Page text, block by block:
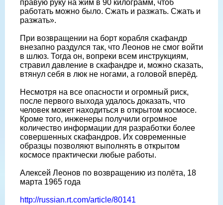
правую руку на жим в 90 килограмм, чтоб
работать можно было. Сжать и разжать. Сжать и
разжать».
При возвращении на борт корабля скафандр
внезапно раздулся так, что Леонов не смог войти
в шлюз. Тогда он, вопреки всем инструкциям,
стравил давление в скафандре и, можно сказать,
втянул себя в люк не ногами, а головой вперёд.
Несмотря на все опасности и огромный риск,
после первого выхода удалось доказать, что
человек может находиться в открытом космосе.
Кроме того, инженеры получили огромное
количество информации для разработки более
совершенных скафандров. Их современные
образцы позволяют выполнять в открытом
космосе практически любые работы.
Алексей Леонов по возвращению из полёта, 18
марта 1965 года
http://russian.rt.com/article/80141